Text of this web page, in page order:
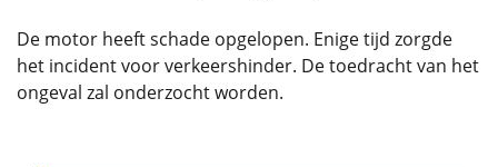
De motor heeft schade opgelopen. Enige tijd zorgde
het incident voor verkeershinder. De toedracht van het
ongeval zal onderzocht worden.